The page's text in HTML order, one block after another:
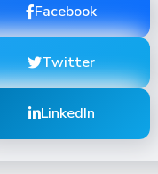
Facebook
Twitter
LinkedIn